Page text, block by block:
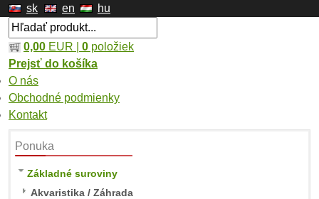
sk en hu
0,00 EUR | 0 položiek
Prejsť do košíka
O nás
Obchodné podmienky
Kontakt
Ponuka
Základné suroviny
Akvaristika / Záhrada